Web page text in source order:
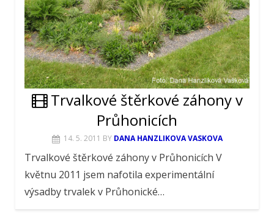
Trvalkové štěrkové záhony v
Průhonicích
14. 5. 2011 BY DANA HANZLIKOVA VASKOVA
Trvalkové štěrkové záhony v Průhonicích V
květnu 2011 jsem nafotila experimentální
výsadby trvalek v Průhonické…